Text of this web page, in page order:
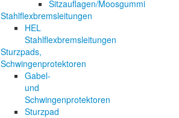
Sitzauflagen/Moosgummi
Stahlflexbremsleitungen
HEL
Stahlflexbremsleitungen
Sturzpads,
Schwingenprotektoren
Gabel-
und
Schwingenprotektoren
Sturzpad